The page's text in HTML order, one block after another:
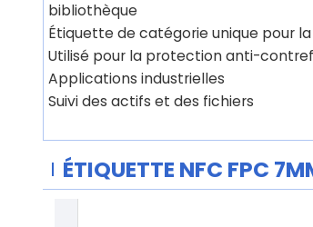
bibliothèque
Étiquette de catégorie unique pour
Utilisé pour la protection anti-
Applications industrielles
Suivi des actifs et des fichiers
ÉTIQUETTE NFC FPC